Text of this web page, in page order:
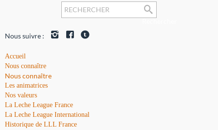
Nous suivre :
Accueil
Nous connaître
Nous connaître
Les animatrices
Nos valeurs
La Leche League France
La Leche League International
Historique de LLL France